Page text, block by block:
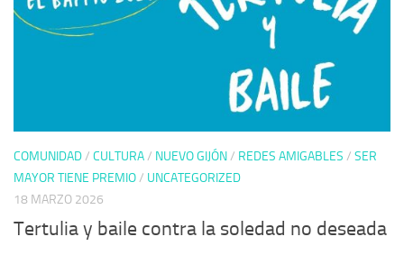
COMUNIDAD/ CULTURA/ NUEVO GIJÓN/ REDES AMIGABLES / SER
MAYOR TIENE PREMIO/ UNCATEGORIZED
18 MARZO 2026
Tertulia y baile contra la soledad no deseada